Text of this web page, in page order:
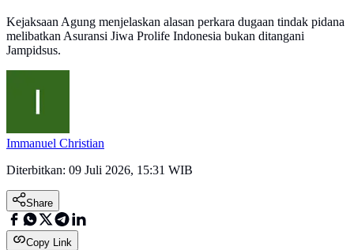
Kejaksaan Agung menjelaskan alasan perkara dugaan tindak pidana
melibatkan Asuransi Jiwa Prolife Indonesia bukan ditangani
Jampidsus.
Immanuel Christian
Diterbitkan: 09 Juli 2026, 15:31 WIB
Share
Copy Link